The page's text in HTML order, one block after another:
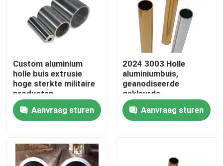
Huis
Producten
Custom aluminium
holle buis extrusie
hoge sterkte militaire
producten
Aanvraag sturen
2024 3003 Holle
aluminiumbuis,
geanodiseerde
gekleurde
aluminiumbuis van
hoge zuiverheid
Aanvraag sturen